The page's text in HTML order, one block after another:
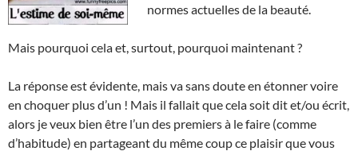
normes actuelles de la beauté.
Mais pourquoi cela et, surtout, pourquoi maintenant ?
La réponse est évidente, mais va sans doute en étonner voire
en choquer plus d’un ! Mais il fallait que cela soit dit et/ou écrit,
alors je veux bien être l’un des premiers à le faire (comme
d’habitude) en partageant du même coup ce plaisir que vous